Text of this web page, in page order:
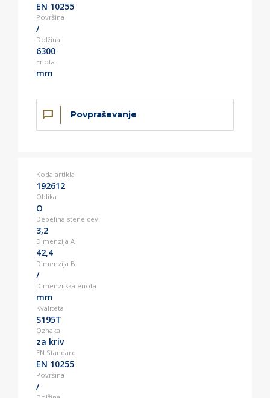
EN 10255
Površina
/
Dolžina
6300
Enota
mm
Povpraševanje
Koda artikla
192612
Oblika
O
Debelina stene cevi
3,2
Dimenzija A
42,4
Dimenzija B
/
Dimenzijska enota
mm
Kvaliteta
S195T
Oznaka
za kriv
EN Standard
EN 10255
Površina
/